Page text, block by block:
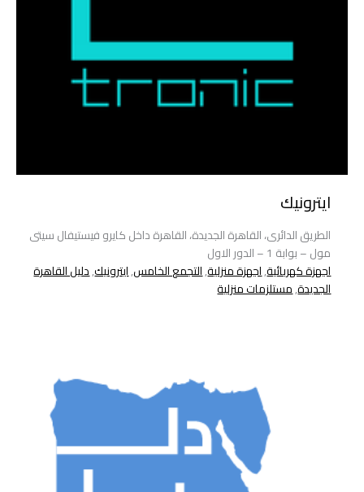
ايترونيك
الطريق الدائرى، القاهرة الجديدة، القاهرة داخل كايرو فيستيفال سيتى
مول – بوابة 1 – الدور الاول
اجهزة كهربائية,اجهزة منزلية,التجمع الخامس,ايترونيك,دليل القاهرة
الجديدة,مستلزمات منزلية